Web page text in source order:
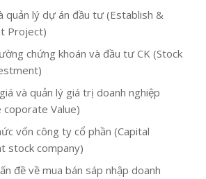
quản lý dự án đầu tư (Establish &
Project)
chứng khoán và đầu tư CK (Stock
và quản lý giá trị doanh nghiệp
coporate Value)
vốn công ty cổ phần (Capital
stock company)
đề về mua bán sáp nhập doanh